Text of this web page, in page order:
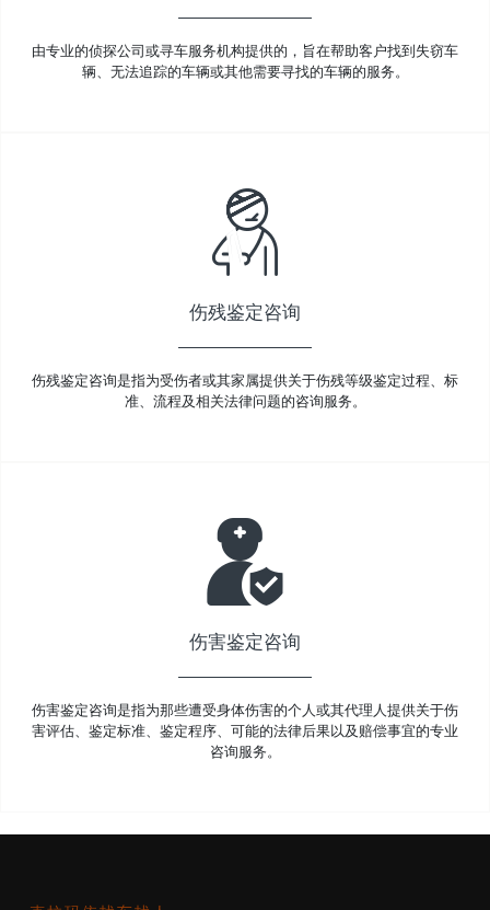
由专业的侦探公司或寻车服务机构提供的，旨在帮助客户找到失窃车
辆、无法追踪的车辆或其他需要寻找的车辆的服务。
伤残鉴定咨询
伤残鉴定咨询是指为受伤者或其家属提供关于伤残等级鉴定过程、标
准、流程及相关法律问题的咨询服务。
伤害鉴定咨询
伤害鉴定咨询是指为那些遭受身体伤害的个人或其代理人提供关于伤
害评估、鉴定标准、鉴定程序、可能的法律后果以及赔偿事宜的专业
咨询服务。